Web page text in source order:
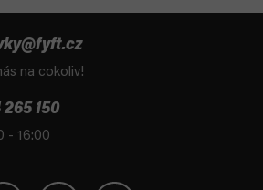
na cokoliv!
265 150
- 16:00